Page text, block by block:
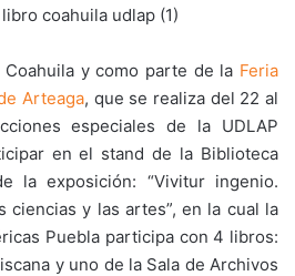
y como parte de la Feria
Arteaga, que se realiza del 22 al
especiales de la UDLAP
en el stand de la Biblioteca
la exposición: “Vivitur ingenio.
ciencias y las artes”, en la cual la
Puebla participa con 4 libros:
y uno de la Sala de Archivos